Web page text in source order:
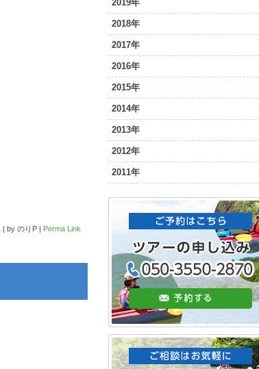
| by のりP | Perma Link
2019年
2018年
2017年
2016年
2015年
2014年
2013年
2012年
2011年